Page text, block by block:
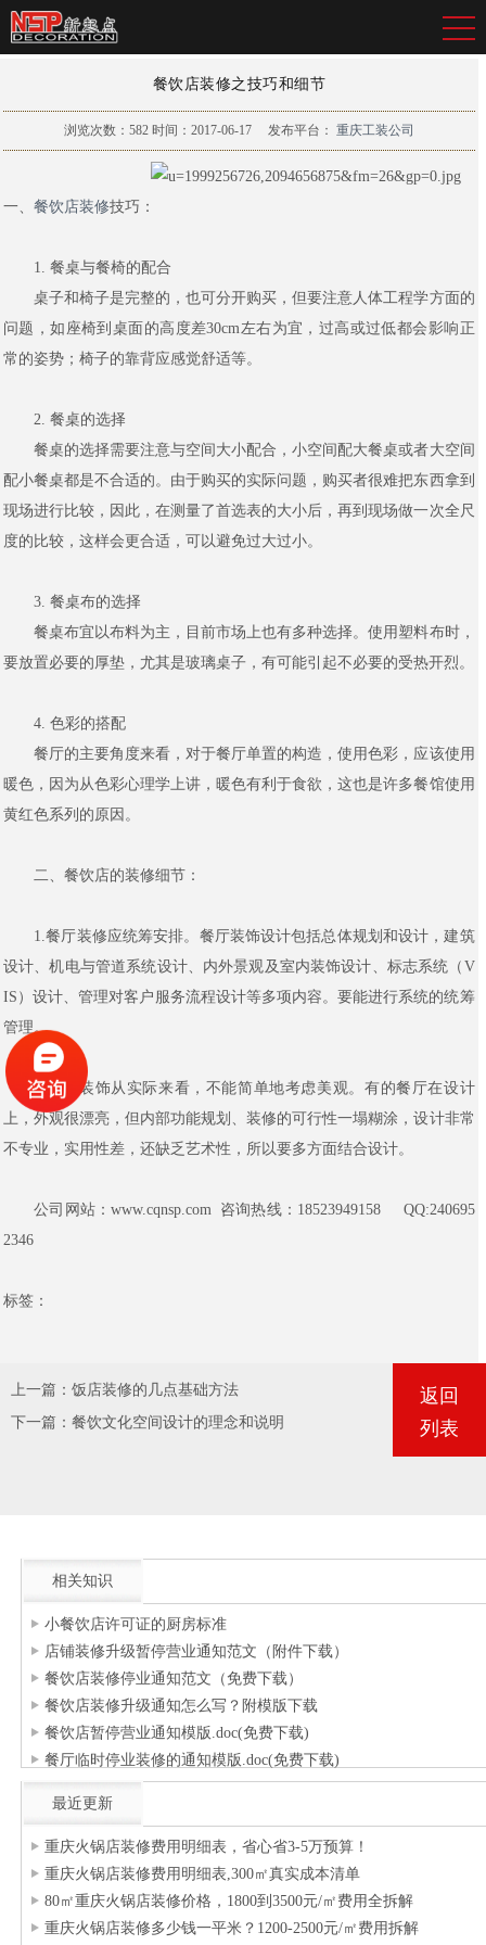
餐饮店装修之技巧和细节
浏览次数： 582 时间：2017-06-17 发布平台： 重庆工装公司
一、 餐饮店装修技巧：
1. 餐桌与餐椅的配合
桌子和椅子是完整的，也可分开购买，但要注意人体工程学方面的
问题，如座椅到桌面的高度差30cm左右为宜，过高或过低都会影响正
常的姿势；椅子的靠背应感觉舒适等。
2. 餐桌的选择
餐桌的选择需要注意与空间大小配合，小空间配大餐桌或者大空间
配小餐桌都是不合适的。由于购买的实际问题，购买者很难把东西拿到
现场进行比较，因此，在测量了首选表的大小后，再到现场做一次全尺
度的比较，这样会更合适，可以避免过大过小。
3. 餐桌布的选择
餐桌布宜以布料为主，目前市场上也有多种选择。使用塑料布时，
要放置必要的厚垫，尤其是玻璃桌子，有可能引起不必要的受热开烈。
4. 色彩的搭配
餐厅的主要角度来看，对于餐厅单置的构造，使用色彩，应该使用
暖色，因为从色彩心理学上讲，暖色有利于食欲，这也是许多餐馆使用
黄红色系列的原因。
二、餐饮店的装修细节：
1.餐厅装修应统筹安排。餐厅装饰设计包括总体规划和设计，建筑
设计、机电与管道系统设计、内外景观及室内装饰设计、标志系统（V
IS）设计、管理对客户服务流程设计等多项内容。要能进行系统的统筹
管理。
2.餐厅装饰从实际来看，不能简单地考虑美观。有的餐厅在设计
上，外观很漂亮，但内部功能规划、装修的可行性一塌糊涂，设计非常
不专业，实用性差，还缺乏艺术性，所以要多方面结合设计。
公司网站：www.cqnsp.com 咨询热线：18523949158 QQ:240695
2346
标签：
上一篇： 饭店装修的几点基础方法
下一篇： 餐饮文化空间设计的理念和说明
返回
列表
相关知识
小餐饮店许可证的厨房标准
店铺装修升级暂停营业通知范文（附件下载）
餐饮店装修停业通知范文（免费下载）
餐饮店装修升级通知怎么写？附模版下载
餐饮店暂停营业通知模版.doc(免费下载)
餐厅临时停业装修的通知模版.doc(免费下载)
最近更新
重庆火锅店装修费用明细表，省心省3-5万预算！
重庆火锅店装修费用明细表,300㎡真实成本清单
80㎡重庆火锅店装修价格，1800到3500元/㎡费用全拆解
重庆火锅店装修多少钱一平米？1200-2500元/㎡费用拆解